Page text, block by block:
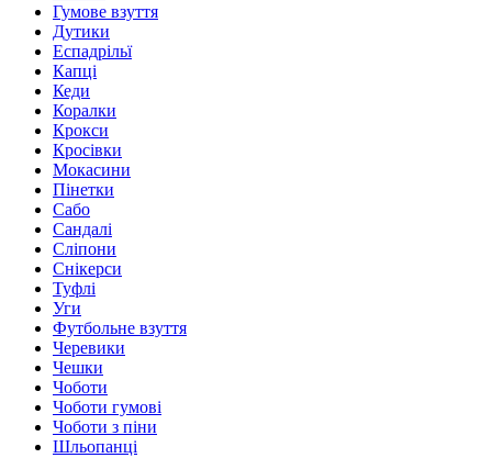
Гумове взуття
Дутики
Еспадрільї
Капці
Кеди
Коралки
Крокси
Кросівки
Мокасини
Пінетки
Сабо
Сандалі
Сліпони
Снікерси
Туфлі
Уги
Футбольне взуття
Черевики
Чешки
Чоботи
Чоботи гумові
Чоботи з піни
Шльопанці